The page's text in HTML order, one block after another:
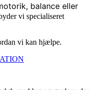
balance eller
vi specialiseret
vi kan hjælpe.